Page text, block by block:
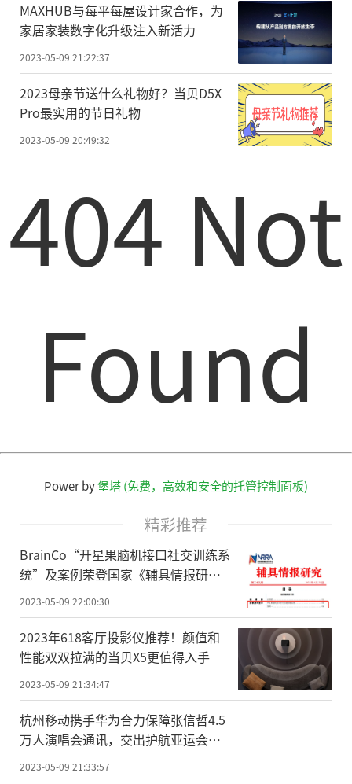
MAXHUB与每平每屋设计家合作，为
家居家装数字化升级注入新活力
2023-05-09 21:22:37
2023母亲节送什么礼物好？当贝D5X
Pro最实用的节日礼物
2023-05-09 20:49:32
404 Not
Found
Power by堡塔 (免费，高效和安全的托管控制面板)
精彩推荐
BrainCo“开星果脑机接口社交训练系
统”及案例荣登国家《辅具情报研
2023-05-09 22:00:30
2023年618客厅投影仪推荐！颜值和
性能双双拉满的当贝X5更值得入手
2023-05-09 21:34:47
杭州移动携手华为合力保障张信哲4.5
万人演唱会通讯，交出护航亚运会开
2023-05-09 21:33:57